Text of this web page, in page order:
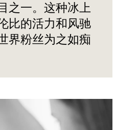
之一。这种冰上
比的活力和风驰
界粉丝为之如痴